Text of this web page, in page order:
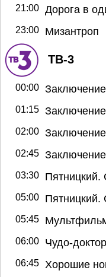
21:00 Дорога в
23:00 Мизантроп
ТВ-3
00:00
01:15
02:00
02:45
03:30 Пятницкий.
05:00 Пятницкий.
05:45
06:00 Чудо-
06:45 Хорошие